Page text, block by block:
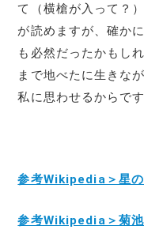
て（横槍が入って？
が読めますが、確か
も必然だったかもし
まで地べたに生きな
私に思わせるからです
参考Wikipedia＞星の
参考Wikipedia＞菊